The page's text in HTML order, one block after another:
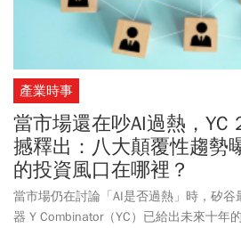
產業時事
當市場還在吵AI過熱，YC
撼釋出：八大顛覆性趨勢
的投資風口在哪裡？
當市場仍在討論「AI是否過熱」時，矽
器 Y Combinator（YC）已給出未來十年